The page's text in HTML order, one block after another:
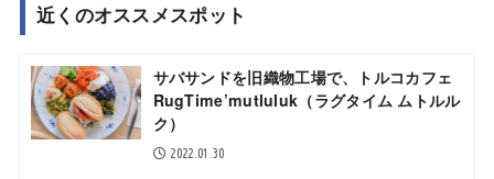
近くのオススメスポット
サバサンドを旧織物工場で、トルコカフェ
RugTime’mutluluk（ラグタイム ムトルル
ク）
2022.01.30